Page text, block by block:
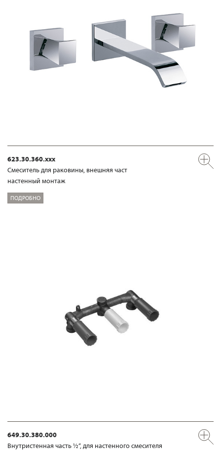
623.30.360.xxx
Смеситель для раковины, внешняя част
настенный монтаж
ПОДРОБНО
649.30.380.000
Внутристенная часть ½“, для настенного смесителя